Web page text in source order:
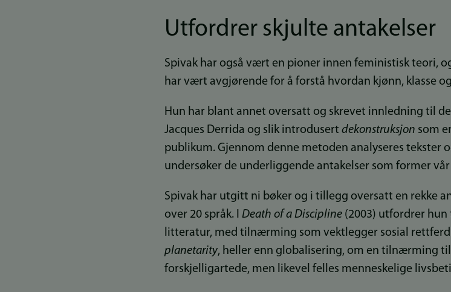
Utfordrer skjulte antakelser
Spivak har også vært en pioner innen feministisk teori,
har vært avgjørende for å forstå hvordan kjønn, klasse
Hun har blant annet oversatt og skrevet innledning til
Jacques Derrida og slik introdusert dekonstruksjon som
publikum. Gjennom denne metoden analyseres tekster
undersøker de underliggende antakelser som former
Spivak har utgitt ni bøker og i tillegg oversatt en rekke
over 20 språk. I Death of a Discipline (2003) utfordrer
litteratur, med tilnærming som vektlegger sosial
planetarity, heller enn globalisering, om en tilnærming
forskjelligartede, men likevel felles menneskelige